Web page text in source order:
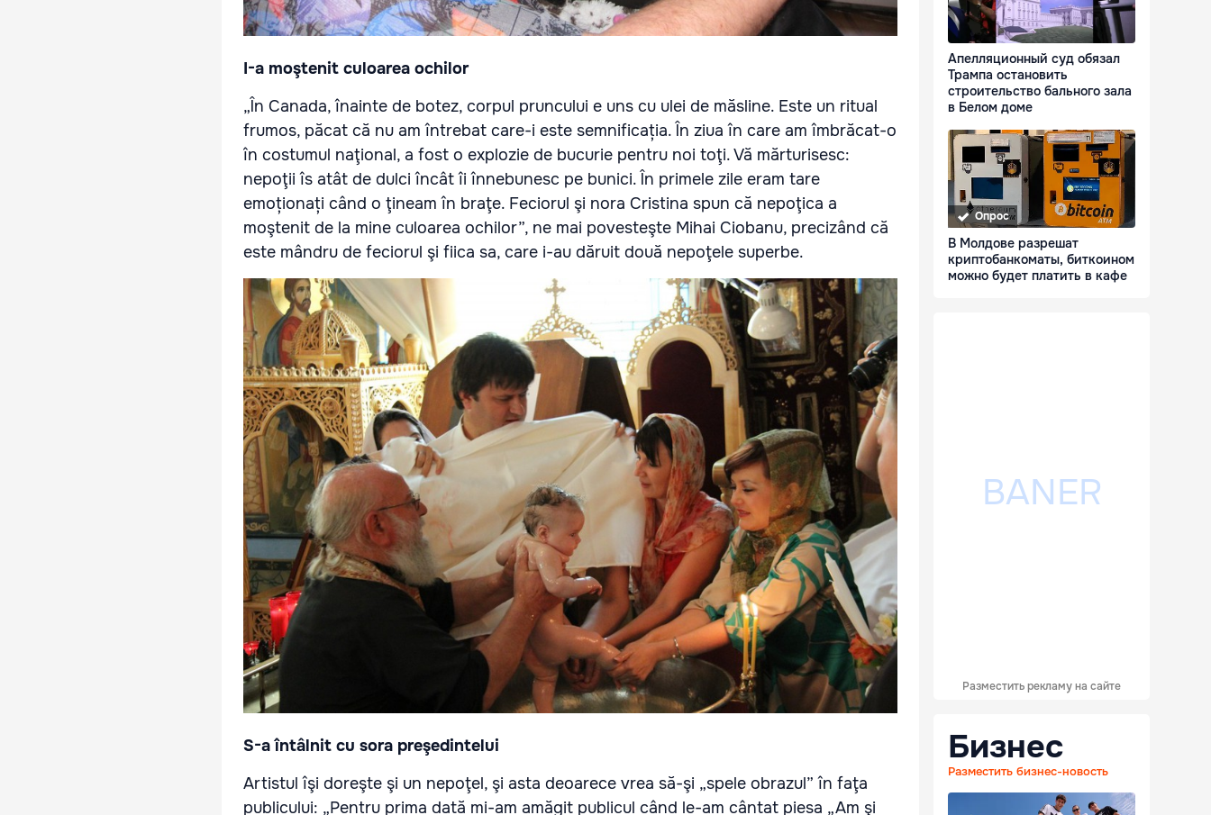
I-a moştenit culoarea ochilor
„În Canada, înainte de botez, corpul pruncului e uns cu ulei de măsline. Este un ritual
frumos, păcat că nu am întrebat care-i este semnificația. În ziua în care am îmbrăcat-o
în costumul naţional, a fost o explozie de bucurie pentru noi toţi. Vă mărturisesc:
nepoţii îs atât de dulci încât îi înnebunesc pe bunici. În primele zile eram tare
emoționați când o ţineam în braţe. Feciorul şi nora Cristina spun că nepoţica a
moştenit de la mine culoarea ochilor”, ne mai povesteşte Mihai Ciobanu, precizând că
este mândru de feciorul şi fiica sa, care i-au dăruit două nepoţele superbe.
S-a întâlnit cu sora preşedintelui
Artistul îşi doreşte şi un nepoţel, şi asta deoarece vrea să-şi „spele obrazul” în faţa
publicului: „Pentru prima dată mi-am amăgit publicul când le-am cântat piesa „Am şi
Апелляционный суд обязал
Трампа остановить
строительство бального зала
в Белом доме
Опрос
В Молдове разрешат
криптобанкоматы, биткоином
можно будет платить в кафе
Разместить рекламу на сайте
Бизнес
Разместить бизнес-новость